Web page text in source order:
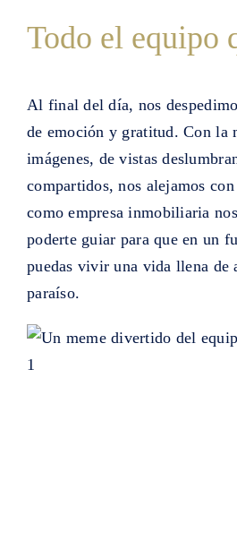
Todo el equipo
Al final del día, nos
de emoción y gratitud. Con la
imágenes, de vistas
compartidos, nos alejamos
como empresa inmobiliaria
poderte guiar para que en un
puedas vivir una vida llena de
paraíso.